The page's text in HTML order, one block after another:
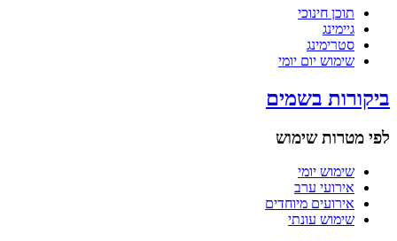
תוכן חינוכי
גיימינג
סטרימינג
שימוש יום יומי
ביקורות בשמים
לפי מטרות שימוש
שימוש יומי
אירועי ערב
אירועים מיוחדים
שימוש עונתי